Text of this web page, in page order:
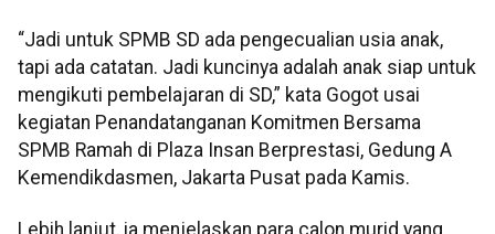
“Jadi untuk SPMB SD ada pengecualian usia anak,
tapi ada catatan. Jadi kuncinya adalah anak siap untuk
mengikuti pembelajaran di SD,” kata Gogot usai
kegiatan Penandatanganan Komitmen Bersama
SPMB Ramah di Plaza Insan Berprestasi, Gedung A
Kemendikdasmen, Jakarta Pusat pada Kamis.